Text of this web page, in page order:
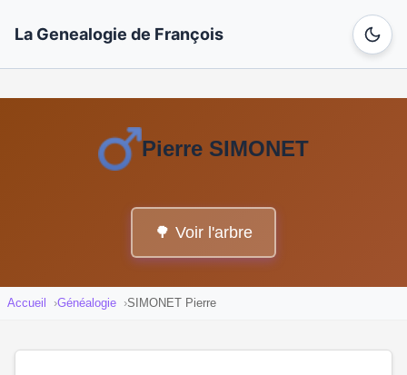
La Genealogie de François
Pierre SIMONET
🌳 Voir l'arbre
Accueil Généalogie SIMONET Pierre